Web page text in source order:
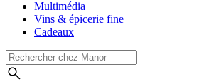
Multimédia
Vins & épicerie fine
Cadeaux